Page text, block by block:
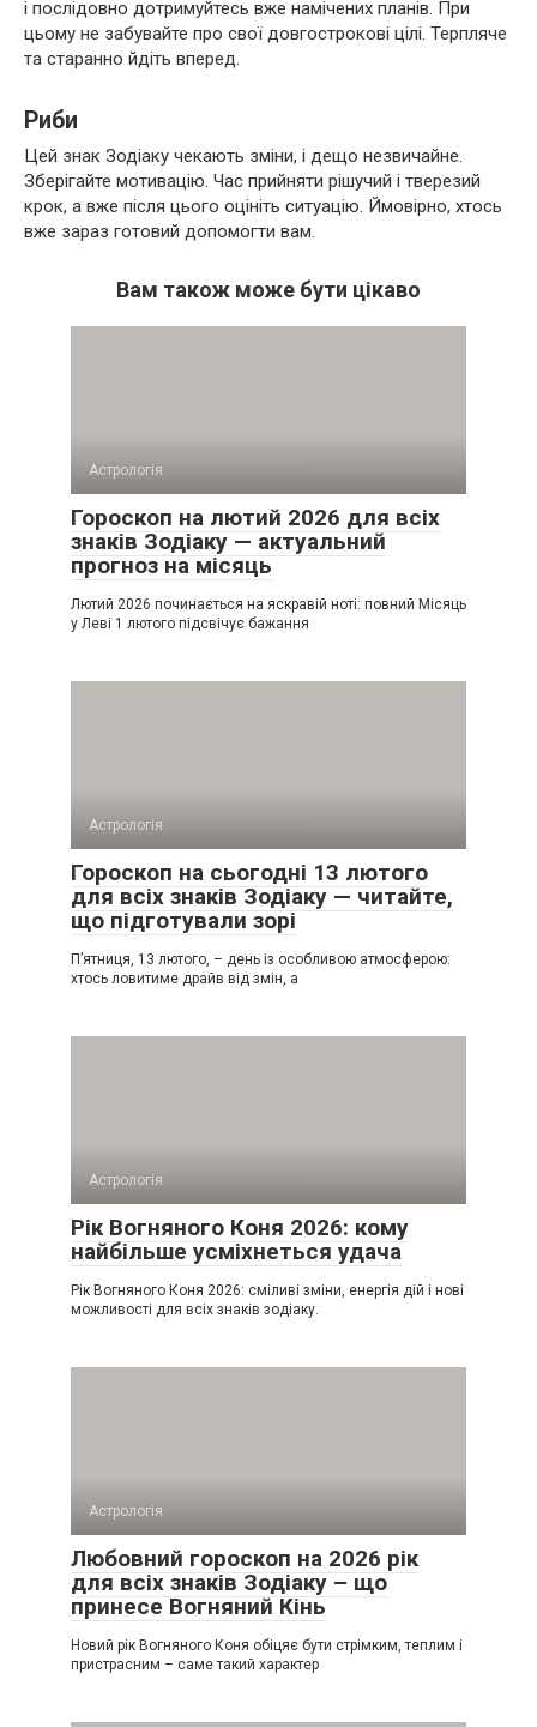
і послідовно дотримуйтесь вже намічених планів. При
цьому не забувайте про свої довгострокові цілі. Терпляче
та старанно йдіть вперед.
Риби
Цей знак Зодіаку чекають зміни, і дещо незвичайне.
Зберігайте мотивацію. Час прийняти рішучий і тверезий
крок, а вже після цього оцініть ситуацію. Ймовірно, хтось
вже зараз готовий допомогти вам.
Вам також може бути цікаво
Астрологія
Гороскоп на лютий 2026 для всіх
знаків Зодіаку — актуальний
прогноз на місяць
Лютий 2026 починається на яскравій ноті: повний Місяць
у Леві 1 лютого підсвічує бажання
Астрологія
Гороскоп на сьогодні 13 лютого
для всіх знаків Зодіаку — читайте,
що підготували зорі
П’ятниця, 13 лютого, – день із особливою атмосферою:
хтось ловитиме драйв від змін, а
Астрологія
Рік Вогняного Коня 2026: кому
найбільше усміхнеться удача
Рік Вогняного Коня 2026: сміливі зміни, енергія дій і нові
можливості для всіх знаків зодіаку.
Астрологія
Любовний гороскоп на 2026 рік
для всіх знаків Зодіаку – що
принесе Вогняний Кінь
Новий рік Вогняного Коня обіцяє бути стрімким, теплим і
пристрасним – саме такий характер